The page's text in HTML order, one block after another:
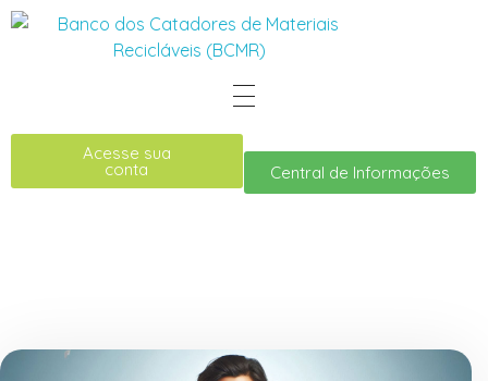
Acesse sua
conta Central de Informações